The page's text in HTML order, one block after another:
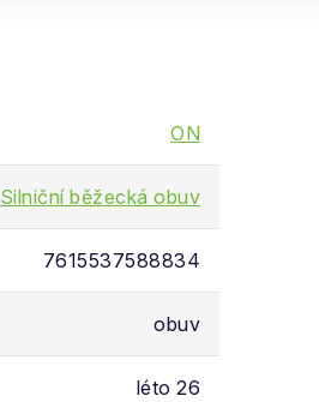
ON
Silniční běžecká obuv
7615537588834
obuv
léto 26